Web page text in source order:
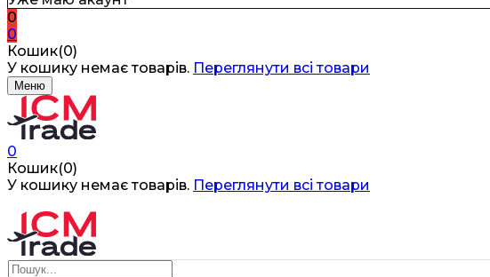
0
0
Кошик(0)
У кошику немає товарів. Переглянути всі товари
Меню
0
Кошик(0)
У кошику немає товарів. Переглянути всі товари